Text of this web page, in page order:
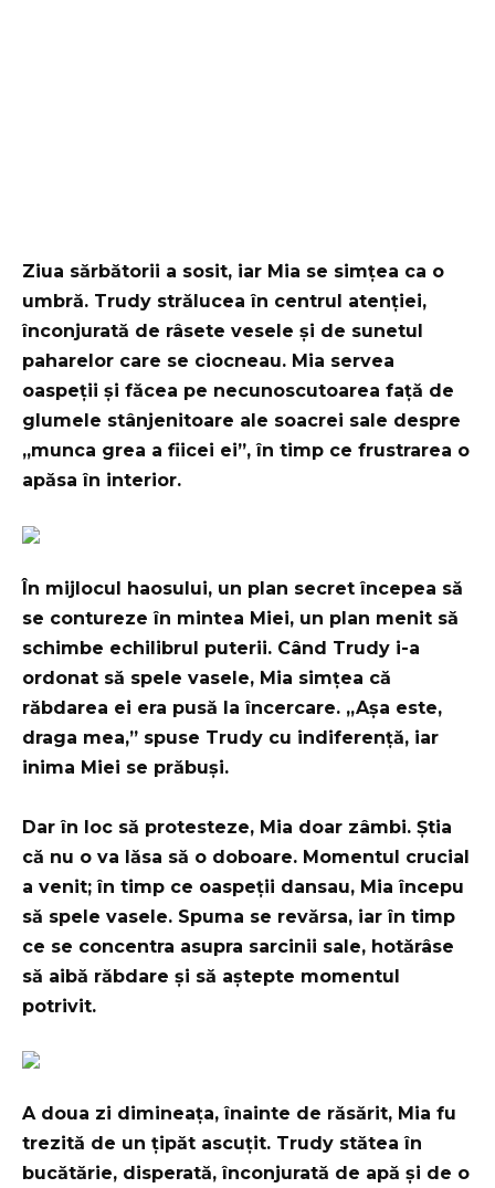
Ziua sărbătorii a sosit, iar Mia se simțea ca o
umbră. Trudy strălucea în centrul atenției,
înconjurată de râsete vesele și de sunetul
paharelor care se ciocneau. Mia servea
oaspeții și făcea pe necunoscutoarea față de
glumele stânjenitoare ale soacrei sale despre
„munca grea a fiicei ei”, în timp ce frustrarea o
apăsa în interior.
În mijlocul haosului, un plan secret începea să
se contureze în mintea Miei, un plan menit să
schimbe echilibrul puterii. Când Trudy i-a
ordonat să spele vasele, Mia simțea că
răbdarea ei era pusă la încercare. „Așa este,
draga mea,” spuse Trudy cu indiferență, iar
inima Miei se prăbuși.
Dar în loc să protesteze, Mia doar zâmbi. Știa
că nu o va lăsa să o doboare. Momentul crucial
a venit; în timp ce oaspeții dansau, Mia începu
să spele vasele. Spuma se revărsa, iar în timp
ce se concentra asupra sarcinii sale, hotărâse
să aibă răbdare și să aștepte momentul
potrivit.
A doua zi dimineața, înainte de răsărit, Mia fu
trezită de un țipăt ascuțit. Trudy stătea în
bucătărie, disperată, înconjurată de apă și de o